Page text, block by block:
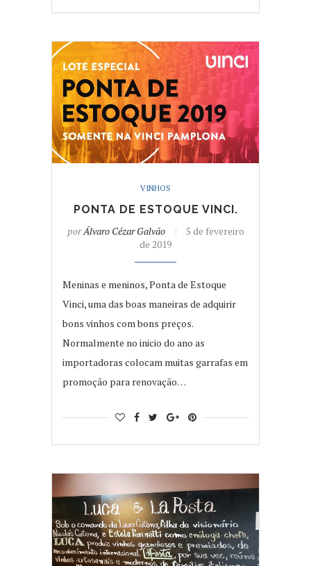
VINHOS
PONTA DE ESTOQUE VINCI.
porÁlvaro Cézar Galvão
5 de fevereiro
de 2019
Meninas e meninos, Ponta de Estoque
Vinci, uma das boas maneiras de adquirir
bons vinhos com bons preços.
Normalmente no inicio do ano as
importadoras colocam muitas garrafas em
promoção para renovação…